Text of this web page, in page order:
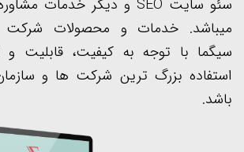
سئو سایت SEO
و دیگر خدمات
میباشد. خدمات و محصولات شرکت
سیگما با توجه به کیفیت، قابلیت و
استفاده بزرگ ترین شرکت ها و
باشد.